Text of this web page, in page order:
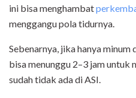
ini bisa menghambat
menggangu pola tidurnya.
Sebenarnya, jika hanya
bisa menunggu 2–3 jam untuk
sudah tidak ada di ASI.